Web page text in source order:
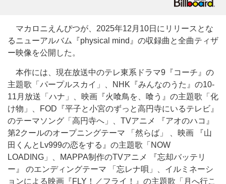
マカロニえんぴつが、2025年12月10日にリリースとな
るニューアルバム『physical mind』の収録曲と全曲ティザ
ー映像を公開した。
本作には、現在放送中のテレ東系ドラマ9『コーチ』の
主題歌「パープルスカイ」、NHK『みんなのうた』の10-
11月放送「ハナ」、映画『火喰鳥を、喰う』の主題歌「化
け物」、FOD『平子と小宮のずっと高円寺にいるテレビ』
のテーマソング「高円寺へ」、TVアニメ 『アオのハコ』
第2クールのオープニングテーマ 「然らば」 、映画 『山
田くんとLv999の恋をする』の主題歌「NOW
LOADING」、MAPPA制作のTVアニメ 『忘却バッテリ
ー』 のエンディングテーマ 「忘レナ唄」、イルミネーシ
ョンによる映画『FLY！／フライ！』の主題歌「月へ行こ